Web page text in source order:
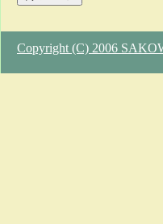
Copyright (C) 2006